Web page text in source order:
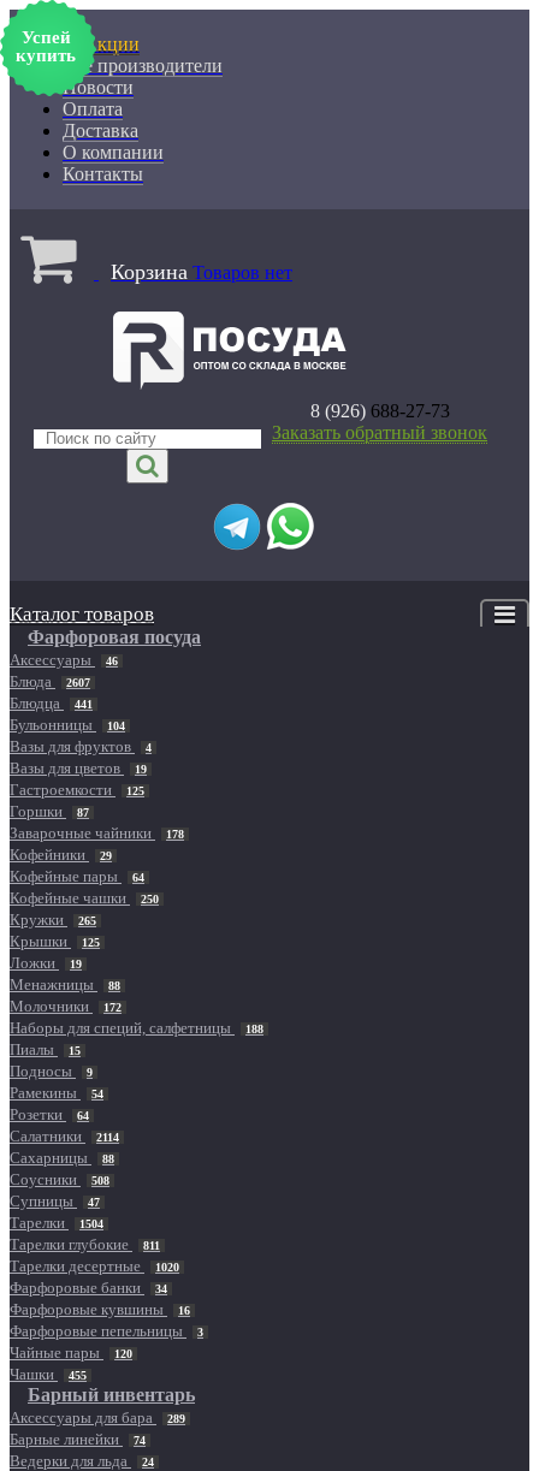
% Акции
Все производители
Новости
Оплата
Доставка
О компании
Контакты
Корзина Товаров нет
8 (926)688-27-73
Заказать обратный звонок
Каталог товаров
Фарфоровая посуда
Аксессуары 46
Блюда 2607
Блюдца 441
Бульонницы 104
Вазы для фруктов 4
Вазы для цветов 19
Гастроемкости 125
Горшки 87
Заварочные чайники 178
Кофейники 29
Кофейные пары 64
Кофейные чашки 250
Кружки 265
Крышки 125
Ложки 19
Менажницы 88
Молочники 172
Наборы для специй, салфетницы 188
Пиалы 15
Подносы 9
Рамекины 54
Розетки 64
Салатники 2114
Сахарницы 88
Соусники 508
Супницы 47
Тарелки 1504
Тарелки глубокие 811
Тарелки десертные 1020
Фарфоровые банки 34
Фарфоровые кувшины 16
Фарфоровые пепельницы 3
Чайные пары 120
Чашки 455
Барный инвентарь
Аксессуары для бара 289
Барные линейки 74
Ведерки для льда 24
Успей
купить